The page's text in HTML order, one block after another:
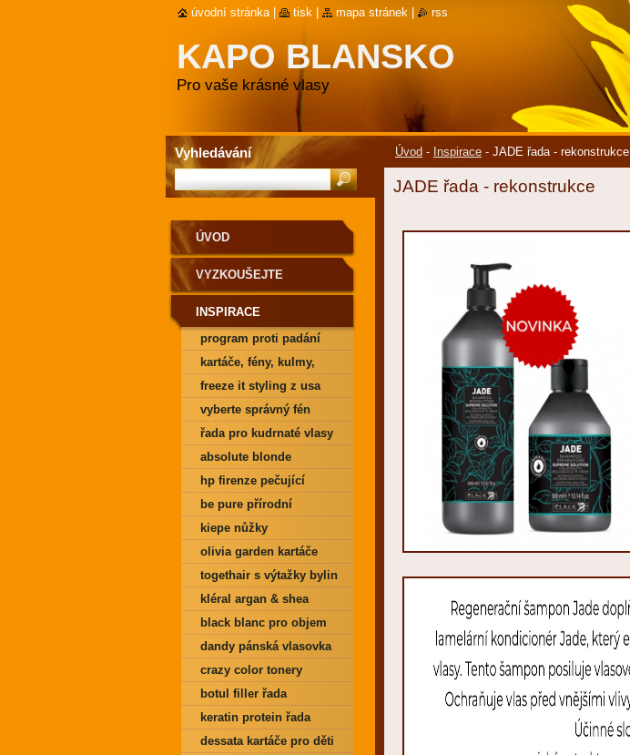
KAPO BLANSKO
Pro vaše krásné vlasy
Úvod - Inspirace - JADE řada - rekonstrukce
JADE řada - rekonstrukce
ÚVOD
VYZKOUŠEJTE
INSPIRACE
program proti padání
vlasů
kartáče, fény, kulmy,
strojky
freeze it styling z usa
vyberte správný fén
řada pro kudrnaté vlasy
absolute blonde
hp firenze pečující
kosmetika
be pure přírodní
kiepe nůžky
olivia garden kartáče
togethair s výtažky bylin
kléral argan & shea
butter
black blanc pro objem
dandy pánská vlasovka
crazy color tonery
botul filler řada
keratin protein řada
dessata kartáče pro děti
Vyhledávání
úvodní stránka tisk mapa stránek rss